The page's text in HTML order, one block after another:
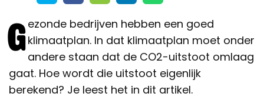
Gezonde bedrijven hebben een goed
klimaatplan. In dat klimaatplan moet onder
andere staan dat de CO2-uitstoot omlaag
gaat. Hoe wordt die uitstoot eigenlijk
berekend? Je leest het in dit artikel.